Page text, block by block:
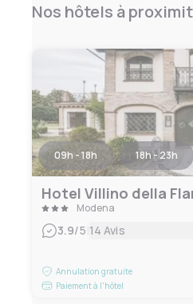
Nos hôtels à
09h - 18h 18h - 23h
Hotel Villino della
Modena
3.9/5 14 Avis
Annulation gratuite
Paiement à l'hôtel